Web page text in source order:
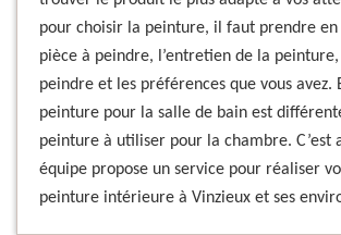
pour choisir la peinture, il faut prendre en
pièce à peindre, l’entretien de la
peindre et les préférences que vous avez.
peinture pour la salle de bain est
peinture à utiliser pour la chambre. C’est
équipe propose un service pour réaliser
peinture intérieure à Vinzieux et ses